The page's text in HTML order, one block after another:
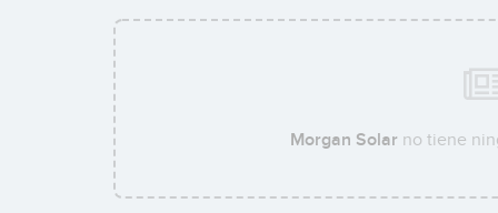
Morgan Solar no tiene